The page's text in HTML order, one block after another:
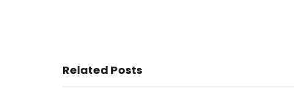
Related Posts